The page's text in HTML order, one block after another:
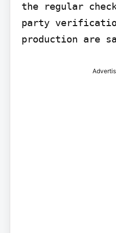
the regular
party
production are